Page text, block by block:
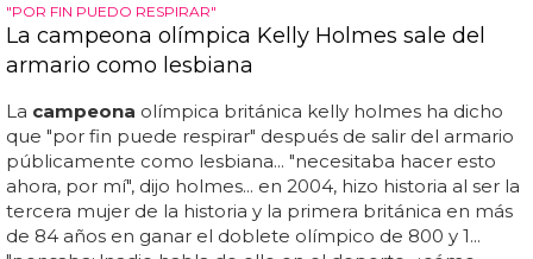
"POR FIN PUEDO RESPIRAR"
La campeona olímpica Kelly Holmes sale del
armario como lesbiana
La campeona olímpica británica kelly holmes ha dicho
que "por fin puede respirar" después de salir del armario
públicamente como lesbiana... "necesitaba hacer esto
ahora, por mí", dijo holmes... en 2004, hizo historia al ser la
tercera mujer de la historia y la primera británica en más
de 84 años en ganar el doblete olímpico de 800 y 1...